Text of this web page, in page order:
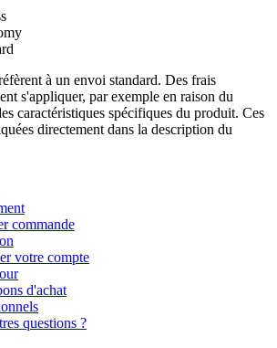
à un envoi standard. Des frais
s'appliquer, par exemple en raison du
caractéristiques spécifiques du produit. Ces
directement dans la description du
commande
votre compte
d'achat
questions ?